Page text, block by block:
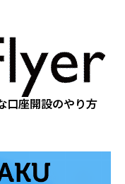
口座開設のやり方